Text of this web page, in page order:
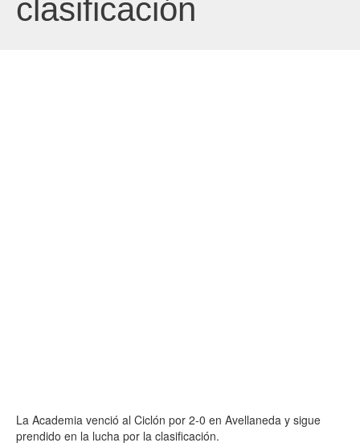
clasificación
La Academia venció al Ciclón por 2-0 en Avellaneda y sigue
prendido en la lucha por la clasificación.